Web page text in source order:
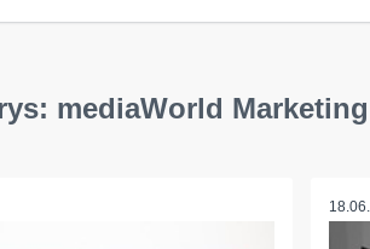
mediaWorld